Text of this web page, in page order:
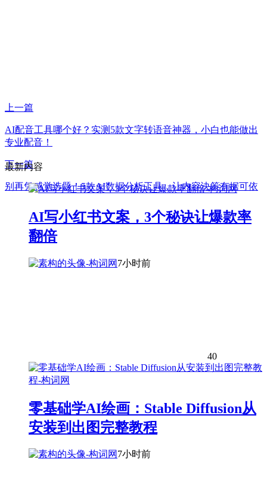
上一篇
AI配音工具哪个好？实测5款文字转语音神器，小白也能做出
专业配音！
下一篇
别再凭感觉选题！5款AI数据分析工具，让内容决策有据可依
最新内容
AI写小红书文案，3个秘诀让爆款率
翻倍
7小时前
40
零基础学AI绘画：Stable Diffusion从
安装到出图完整教程
7小时前